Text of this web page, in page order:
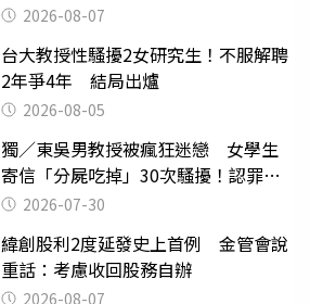
2026-08-07
台大教授性騷擾2女研究生！不服解聘
2年爭4年 結局出爐
2026-08-05
獨／東吳男教授被瘋狂迷戀 女學生
寄信「分屍吃掉」30次騷擾！認罪免
關 2026-07-30
緯創股利2度延發史上首例 金管會說
重話：考慮收回股務自辦
2026-08-07